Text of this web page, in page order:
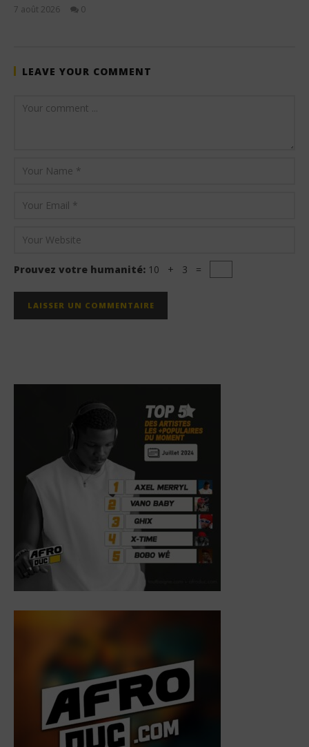
7 août 2026
0
LEAVE YOUR COMMENT
Prouvez votre humanité: 10 + 3 =